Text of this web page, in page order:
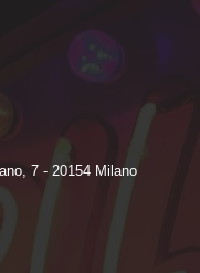
7 - 20154 Milano